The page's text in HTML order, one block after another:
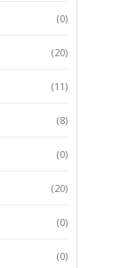
(0)
(20)
(11)
(8)
(0)
(20)
(0)
(0)